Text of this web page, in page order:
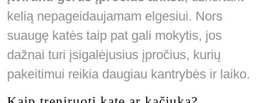
kelią nepageidaujamam elgesiui. Nors
suaugę katės taip pat gali mokytis, jos
dažnai turi įsigalėjusius įpročius, kurių
pakeitimui reikia daugiau kantrybės ir laiko.